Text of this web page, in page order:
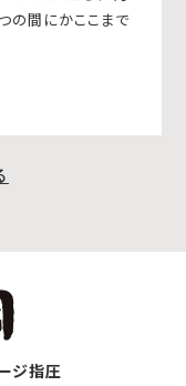
の間にかここまで
ジ指圧